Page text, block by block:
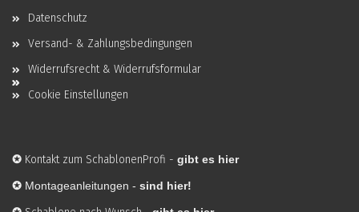
Datenschutz
Versand- & Zahlungsbedingungen
Widerrufsrecht & Widerrufsformular
Cookie Einstellungen
✪ Kontakt zum SchablonenProfi - gibt es hier
✪ Montageanleitungen - sind hier!